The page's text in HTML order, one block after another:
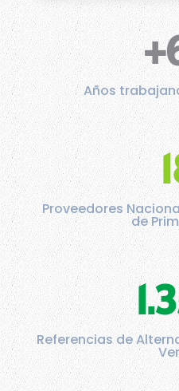
Años
Proveedores
de
Referencias de